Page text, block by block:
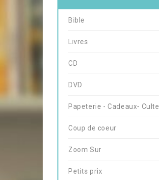
Bible
Livres
CD
DVD
Papeterie - Cadeaux- Culte
Coup de coeur
Zoom Sur
Petits prix